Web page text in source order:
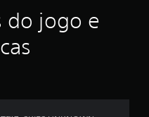
e
do jogo e